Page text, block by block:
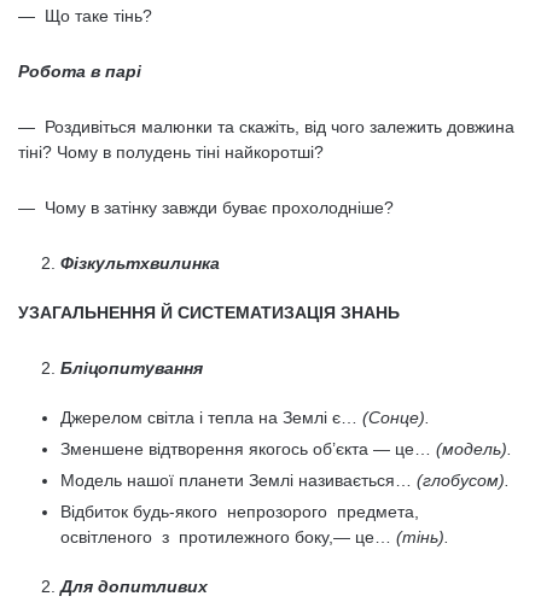
— Що таке тінь?
Робота в парі
— Роздивіться малюнки та скажіть, від чого залежить довжина
тіні? Чому в полудень тіні найкоротші?
— Чому в затінку завжди буває прохолодніше?
Фізкультхвилинка
УЗАГАЛЬНЕННЯ Й СИСТЕМАТИЗАЦІЯ ЗНАНЬ
Бліцопитування
Джерелом світла і тепла на Землі є… (Сонце).
Зменшене відтворення якогось об’єкта — це… (модель).
Модель нашої планети Землі називається… (глобусом).
Відбиток будь-якого непрозорого предмета,
освітленого з протилежного боку,— це… (тінь).
Для допитливих